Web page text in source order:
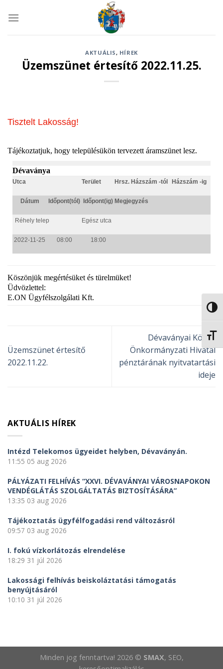
AKTUÁLIS, HÍREK
Üzemszünet értesítő 2022.11.25.
Tisztelt Lakosság!
Tájékoztatjuk, hogy településükön tervezett áramszünet lesz.
Dévaványa
Utca Terület Hrsz. Házszám -tól Házszám -ig
Dátum Időpont(tól) Időpont(ig) Megjegyzés
Réhely telep Egész utca
2022-11-25 08:00 18:00
Köszönjük megértésüket és türelmüket!
Üdvözlettel:
E.ON Ügyfélszolgálati Kft.
Üzemszünet értesítő
2022.11.22.
Dévaványai Közös
Önkormányzati Hivatal
pénztárának nyitvatartási
ideje
AKTUÁLIS HÍREK
Intézd Telekomos ügyeidet helyben, Dévaványán.
11:55 05 aug 2026
PÁLYÁZATI FELHÍVÁS “XXVI. DÉVAVÁNYAI VÁROSNAPOKON
VENDÉGLÁTÁS SZOLGÁLTATÁS BIZTOSÍTÁSÁRA”
13:35 03 aug 2026
Tájékoztatás ügyfélfogadási rend változásról
09:57 03 aug 2026
I. fokú vízkorlátozás elrendelése
18:29 31 júl 2026
Lakossági felhívás beiskoláztatási támogatás
benyújtásáról
10:10 31 júl 2026
Minden jog fenntartva! 2026 © SMAX, SEO,